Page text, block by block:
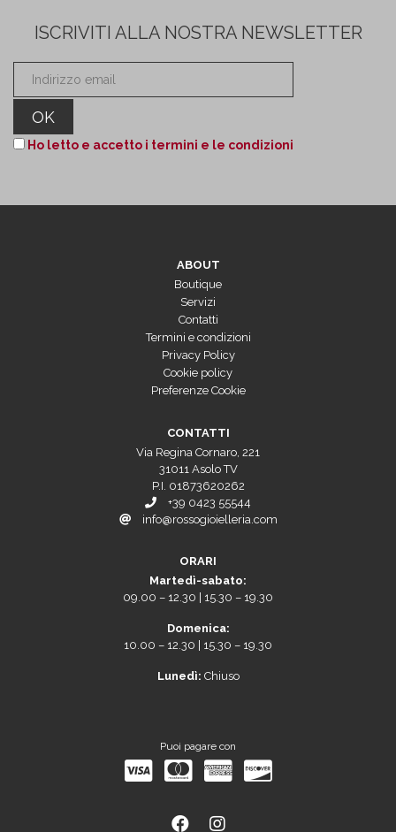
ISCRIVITI ALLA NOSTRA NEWSLETTER
Ho letto e accetto i termini e le condizioni
ABOUT
Boutique
Servizi
Contatti
Termini e condizioni
Privacy Policy
Cookie policy
Preferenze Cookie
CONTATTI
Via Regina Cornaro, 221
31011 Asolo TV
P.I. 01873620262
+39 0423 55544
info@rossogioielleria.com
ORARI
Martedì-sabato:
09.00 – 12.30 | 15.30 – 19.30
Domenica:
10.00 – 12.30 | 15.30 – 19.30
Lunedì: Chiuso
Puoi pagare con